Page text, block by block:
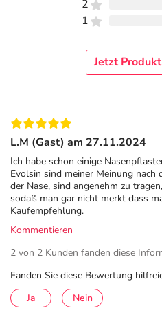
eine verbesserte
Vertrauen Sie auf
Unsere Nasenpflaster sind
Produktinformationen:
Frei von pharmazeutischen
Erweitert die Nasenhöhlen
Erleichtert das Atmen
Hilft bei der Reduzierung des
Hypoallergen (inkl. des
Einzeln verpackte Pflaster
Anwendung
2
1
Jetzt
L.M (Gast) am 27.11.2024
Ich habe schon einige
Evolsin sind meiner Meinung nach
der Nase, sind angenehm zu
sodaß man gar nicht merkt dass
Kaufempfehlung.
Kommentieren
2 von 2 Kunden fanden diese
Fanden Sie diese Bewertung
Ja
Nein